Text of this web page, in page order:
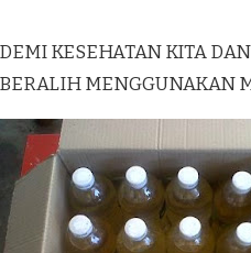
DEMI KESEHATAN KITA
BERALIH MENGGUNAKAN